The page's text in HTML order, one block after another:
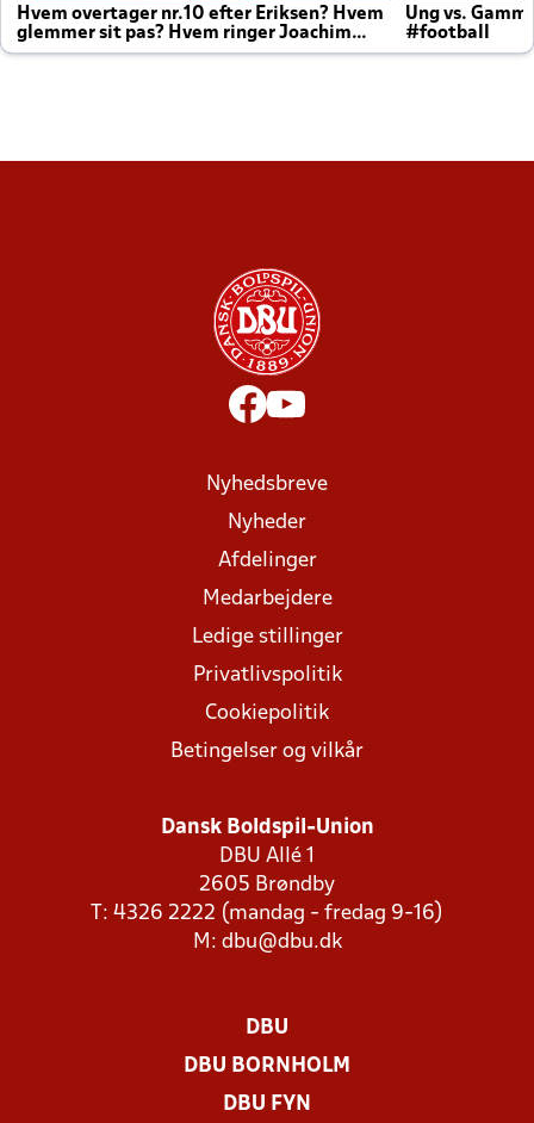
Hvem overtager nr.10 efter Eriksen? Hvem
glemmer sit pas? Hvem ringer Joachim
altid til efter kampe?
Ung vs.
#football
Nyhedsbreve
Nyheder
Afdelinger
Medarbejdere
Ledige stillinger
Privatlivspolitik
Cookiepolitik
Betingelser og vilkår
Dansk Boldspil-Union
DBU Allé 1
2605 Brøndby
T: 4326 2222 (mandag - fredag 9-16)
M: dbu@dbu.dk
DBU
DBU BORNHOLM
DBU FYN